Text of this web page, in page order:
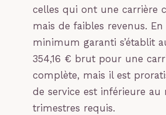
celles qui ont une carrière
mais de faibles revenus. En
minimum garanti s’établit
354,16 € brut pour une
complète, mais il est
de service est inférieure au
trimestres requis.